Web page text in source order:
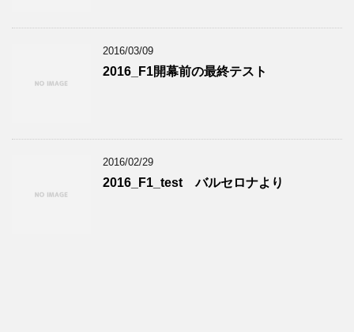
2016/03/09
2016_F1開幕前の最終テスト
2016/02/29
2016_F1_test バルセロナより